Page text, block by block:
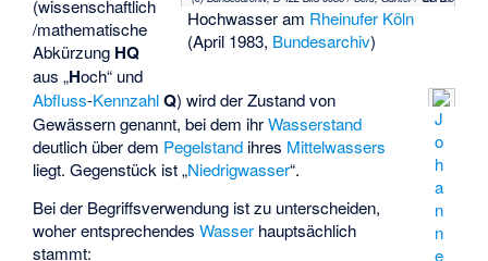
Hochwasser am Rheinufer Köln
(April 1983, Bundesarchiv)
J
o
h
a
n
n
e
(wissenschaftlich
/mathematische
Abkürzung HQ
aus „Hoch“ und
Abfluss-Kennzahl Q) wird der Zustand von
Gewässern genannt, bei dem ihrWasserstand
deutlich über dem Pegelstand ihres Mittelwassers
liegt. Gegenstück ist „Niedrigwasser“.
Bei der Begriffsverwendung ist zu unterscheiden,
woher entsprechendesWasser hauptsächlich
stammt: